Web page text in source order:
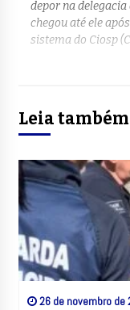
depor na delegacia
chegou até ele
sistema do Ciosp
Leia também
26 de novembro de